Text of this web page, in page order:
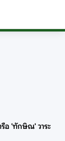
อ 'ทักษิณ' วาระ